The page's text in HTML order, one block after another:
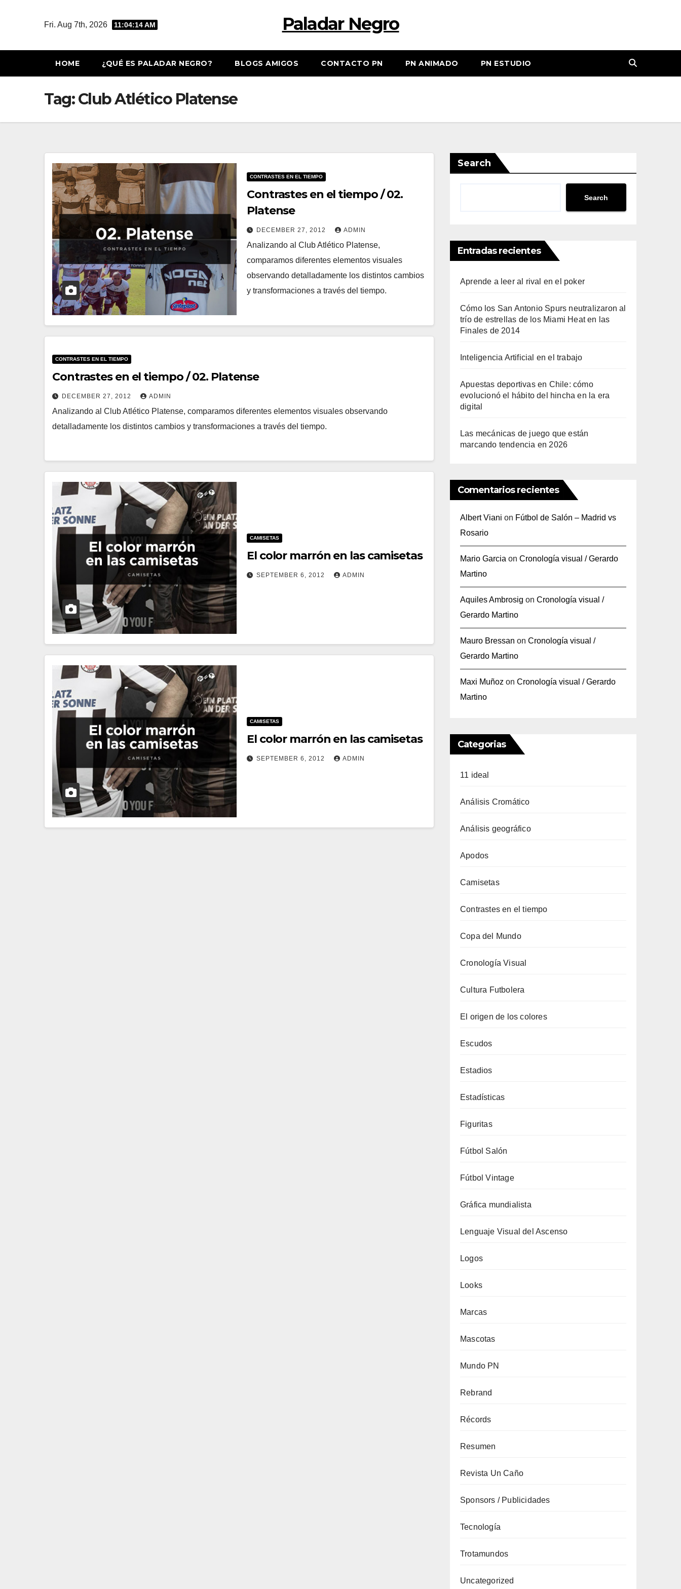
Fri. Aug 7th, 2026 11:04:15 AM Paladar Negro
HOME ¿QUÉ ES PALADAR NEGRO? BLOGS AMIGOS CONTACTO PN PN ANIMADO PN ESTUDIO
Tag:Club Atlético Platense
CONTRASTES EN EL TIEMPO
Contrastes en el tiempo / 02.
Platense
DECEMBER 27, 2012 ADMIN
Analizando al Club Atlético Platense,
comparamos diferentes elementos visuales
observando detalladamente los distintos cambios
y transformaciones a través del tiempo.
CONTRASTES EN EL TIEMPO
Contrastes en el tiempo / 02. Platense
DECEMBER 27, 2012 ADMIN
Analizando al Club Atlético Platense, comparamos diferentes elementos visuales observando
detalladamente los distintos cambios y transformaciones a través del tiempo.
CAMISETAS
El color marrón en las camisetas
SEPTEMBER 6, 2012 ADMIN
CAMISETAS
El color marrón en las camisetas
SEPTEMBER 6, 2012 ADMIN
Search
Search
Entradas recientes
Aprende a leer al rival en el poker
Cómo los San Antonio Spurs neutralizaron al
trío de estrellas de los Miami Heat en las
Finales de 2014
Inteligencia Artificial en el trabajo
Apuestas deportivas en Chile: cómo
evolucionó el hábito del hincha en la era
digital
Las mecánicas de juego que están
marcando tendencia en 2026
Comentarios recientes
Albert Viani on Fútbol de Salón – Madrid vs
Rosario
Mario Garcia on Cronología visual / Gerardo
Martino
Aquiles Ambrosig on Cronología visual /
Gerardo Martino
Mauro Bressan on Cronología visual /
Gerardo Martino
Maxi Muñoz on Cronología visual / Gerardo
Martino
Categorias
11 ideal
Análisis Cromático
Análisis geográfico
Apodos
Camisetas
Contrastes en el tiempo
Copa del Mundo
Cronología Visual
Cultura Futbolera
El origen de los colores
Escudos
Estadios
Estadísticas
Figuritas
Fútbol Salón
Fútbol Vintage
Gráfica mundialista
Lenguaje Visual del Ascenso
Logos
Looks
Marcas
Mascotas
Mundo PN
Rebrand
Récords
Resumen
Revista Un Caño
Sponsors / Publicidades
Tecnología
Trotamundos
Uncategorized